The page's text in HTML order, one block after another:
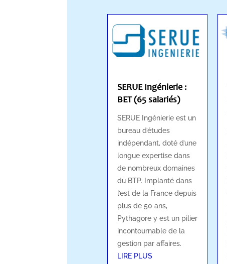
SERUE Ingénierie :
BET (65 salariés)
SERUE Ingénierie est un
bureau d’études
indépendant, doté d’une
longue expertise dans
de nombreux domaines
du BTP. Implanté dans
l’est de la France depuis
plus de 50 ans,
Pythagore y est un pilier
incontournable de la
gestion par affaires.
LIRE PLUS